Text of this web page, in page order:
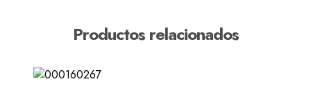
Productos relacionados